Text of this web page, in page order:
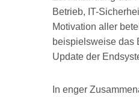
Betrieb, IT-
Motivation aller
beispielsweise das
Update der
In enger